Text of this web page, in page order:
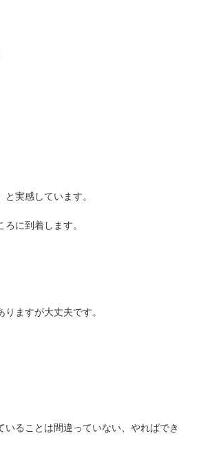
と実感しています。
に到着します。
ますが大丈夫です。
いることは間違っていない、やればでき